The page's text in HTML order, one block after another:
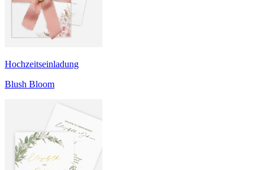
Hochzeitseinladung
Blush Bloom